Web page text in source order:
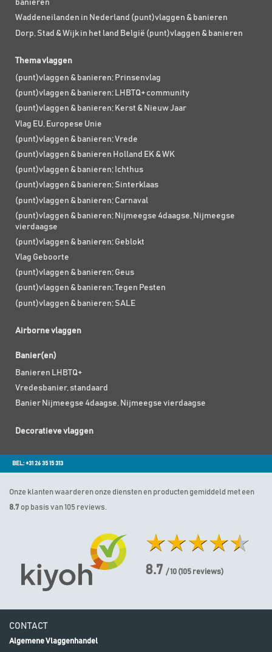
banieren
Waddeneilanden in Nederland (punt)vlaggen & banieren
Dorp, Stad & Wijk in het land België (punt)vlaggen & banieren
Thema vlaggen
(punt)vlaggen & banieren; Prinsenvlag
(punt)vlaggen & banieren; LHBTQ+ community
(punt)vlaggen & banieren; Kerst & Nieuw Jaar
Vlag EU, Europese Unie
(punt)vlaggen & banieren; Vrede
(punt)vlaggen & banieren Holland EK & WK
(punt)vlaggen & banieren; Ichthus
(punt)vlaggen & banieren; Sinterklaas
(punt)vlaggen & banieren; Carnaval
(punt)vlaggen & banieren; Nijmeegse 4daagse, Nijmeegse
vierdaagse
(punt)vlaggen & banieren; Geblokt
Vlag Geboorte
(punt)vlaggen & banieren; Geus
(punt)vlaggen & banieren; Tegen Pesten
(punt)vlaggen & banieren; SALE
Airborne vlaggen
Banier(en)
Banieren LHBTQ+
Vredesbanier, standaard
Banier Nijmeegse 4daagse, Nijmeegse vierdaagse
Decoratieve vlaggen
BEL: +31 26 35 15 313
Onze klanten waarderen onze diensten en producten gemiddeld met een
8.7 op basis van 105 reviews.
8.7 / 10 (105 reviews)
CONTACT
Algemene Vlaggenhandel